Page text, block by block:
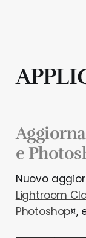
e
Nuovo
Lightroom
Photoshop¤,